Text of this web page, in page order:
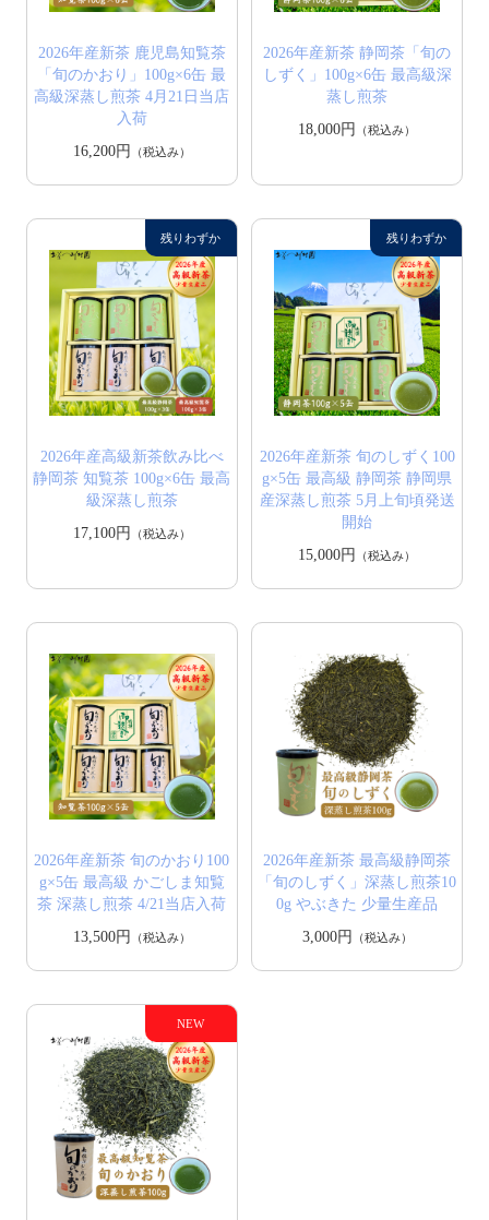
2026年産新茶 鹿児島知覧茶
「旬のかおり」100g×6缶 最
高級深蒸し煎茶 4月21日当店
入荷
16,200円
（税込み）
2026年産新茶 静岡茶「旬の
しずく」100g×6缶 最高級深
蒸し煎茶
18,000円
（税込み）
2026年産高級新茶飲み比べ
静岡茶 知覧茶 100g×6缶 最高
級深蒸し煎茶
17,100円
（税込み）
2026年産新茶 旬のしずく100
g×5缶 最高級 静岡茶 静岡県
産深蒸し煎茶 5月上旬頃発送
開始
15,000円
（税込み）
2026年産新茶 旬のかおり100
g×5缶 最高級 かごしま知覧
茶 深蒸し煎茶 4/21当店入荷
13,500円
（税込み）
2026年産新茶 最高級静岡茶
「旬のしずく」深蒸し煎茶10
0g やぶきた 少量生産品
3,000円
（税込み）